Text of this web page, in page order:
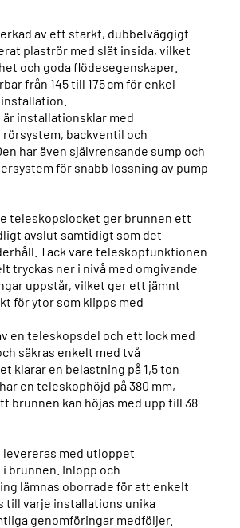
av ett starkt, dubbelväggigt
plaströr med slät insida, vilket
och goda flödesegenskaper.
från 145 till 175 cm för enkel
installationsklar med
backventil och
har även självrensande sump och
för snabb lossning av pump
teleskopslocket ger brunnen ett
avslut samtidigt som det
Tack vare teleskopfunktionen
tryckas ner i nivå med omgivande
uppstår, vilket ger ett jämnt
för ytor som klipps med
en teleskopsdel och ett lock med
säkras enkelt med två
klarar en belastning på 1,5 ton
en teleskophöjd på 380 mm,
brunnen kan höjas med upp till 38
med utloppet
brunnen. Inlopp och
lämnas oborrade för att enkelt
till varje installations unika
genomföringar medföljer.